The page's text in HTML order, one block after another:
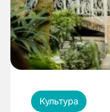
Культура